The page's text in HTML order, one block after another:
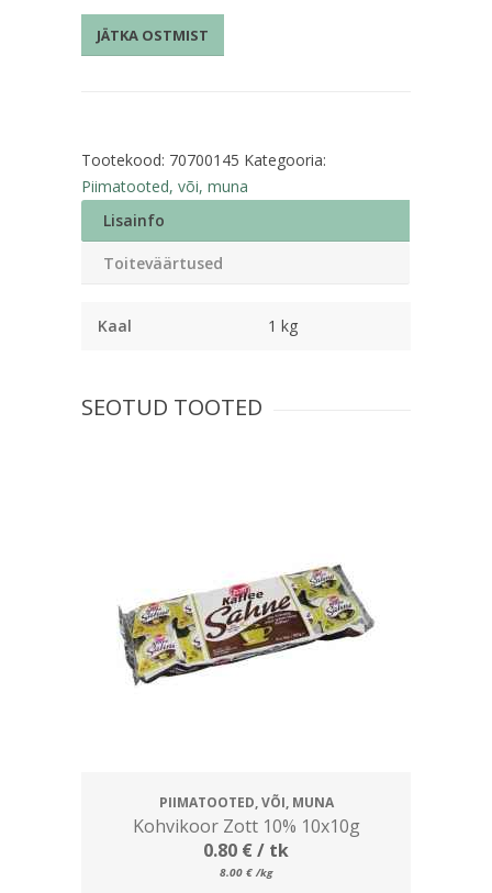
4,2%)
1LJÄTKA OSTMIST
Tootekood: 70700145 Kategooria:
Piimatooted, või, muna
Lisainfo
Toiteväärtused
Kaal 1 kg
SEOTUD TOOTED
PIIMATOOTED, VÕI, MUNA
Kohvikoor Zott 10% 10x10g
0.80 €/ tk
8.00 € /kg